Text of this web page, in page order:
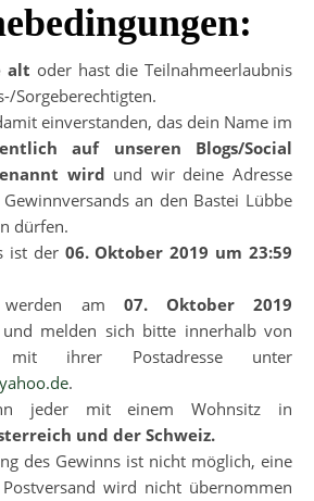
alt oder hast die Teilnahmeerlaubnis
Sorgeberechtigten.
einverstanden, das dein Name im
auf unseren Blogs/Social
wird und wir deine Adresse
an den Bastei Lübbe
dürfen.
ist der 06. Oktober 2019 um 23:59
werden am 07. Oktober 2019
und melden sich bitte innerhalb von
ihrer Postadresse unter
.
jeder mit einem Wohnsitz in
und der Schweiz.
des Gewinns ist nicht möglich, eine
wird nicht übernommen